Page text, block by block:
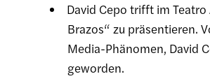
David Cepo trifft im
Brazos“ zu präsentieren.
Media-Phänomen, David
geworden.